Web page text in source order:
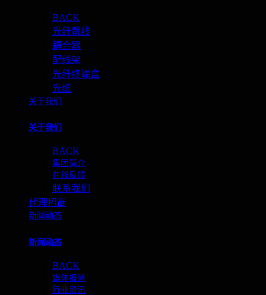
BACK
光纤跳线
耦合器
配线架
光纤终端盒
光缆
关于我们
关于我们
BACK
集团简介
在线反馈
联系我们
代理招商
新闻动态
新闻动态
BACK
媒体报道
行业资讯